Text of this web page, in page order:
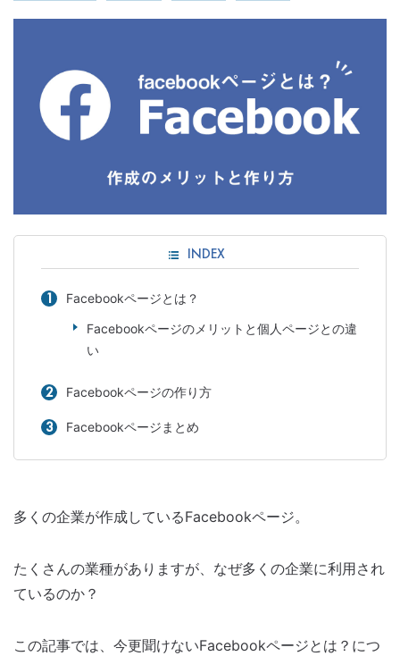
INDEX
Facebookページとは？
Facebookページのメリットと個人ページとの違
い
Facebookページの作り方
Facebookページまとめ
多くの企業が作成しているFacebookページ。
たくさんの業種がありますが、なぜ多くの企業に利用され
ているのか？
この記事では、今更聞けないFacebookページとは？につ